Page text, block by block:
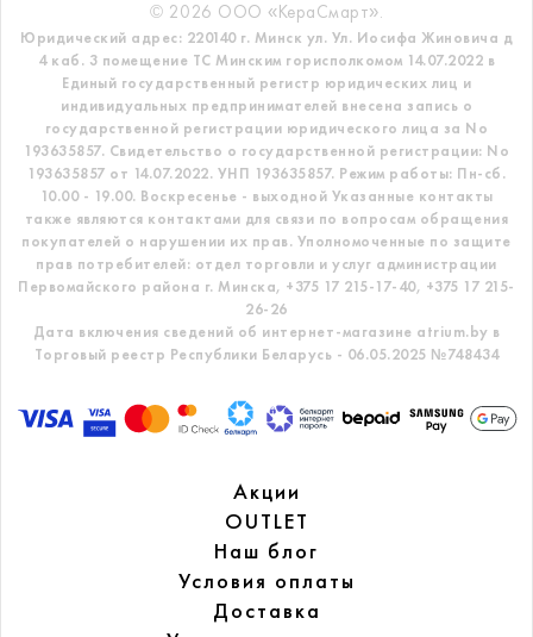
© 2026 ООО «КераСмарт».
Юридический адрес: 220140 г. Минск ул. Ул. Иосифа Жиновича д
4 каб. 3 помещение ТС Минским горисполкомом 14.07.2022 в
Единый государственный регистр юридических лиц и
индивидуальных предпринимателей внесена запись о
государственной регистрации юридического лица за No
193635857. Свидетельство о государственной регистрации: No
193635857 от 14.07.2022. УНП 193635857. Режим работы: Пн-сб.
10.00 - 19.00. Воскресенье - выходной Указанные контакты
также являются контактами для связи по вопросам обращения
покупателей о нарушении их прав. Уполномоченные по защите
прав потребителей: отдел торговли и услуг администрации
Первомайского района г. Минска, +375 17 215-17-40, +375 17 215-
26-26
Дата включения сведений об интернет-магазине atrium.by в
Торговый реестр Республики Беларусь - 06.05.2025 №748434
Акции
OUTLET
Наш блог
Условия оплаты
Доставка